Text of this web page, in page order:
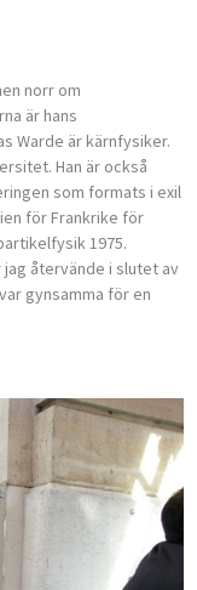
norr om
är hans
Warde är kärnfysiker.
Han är också
som formats i exil
för Frankrike för
1975.
återvände i slutet av
gynsamma för en